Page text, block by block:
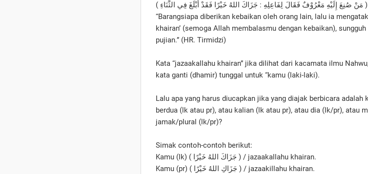
( مَنْ صُنِعَ إِلَيْهِ مَعْرُوْفٌ فَقَالَ لِفَاعِلِهِ : جَزَاكَ اللهُ خَيْرًا فَقَدْ أَبْلَغَ فِي الثَّنَاءِ )
“Barangsiapa diberikan kebaikan oleh orang lain, lalu ia
khairan’ (semoga Allah membalasmu dengan kebaikan),
pujian.” (HR. Tirmidzi)
Kata “jazaakallahu khairan” jika dilihat dari kacamata ilmu
kata ganti (dhamir) tunggal untuk “kamu (laki-laki).
Lalu apa yang harus diucapkan jika yang diajak berbicara adalah
berdua (lk atau pr), atau kalian (lk atau pr), atau dia (lk/pr), atau
jamak/plural (lk/pr)?
Simak contoh-contoh berikut:
Kamu (lk) ( جَزَاكَ اللهُ خَيْرًا ) / jazaakallahu khairan.
Kamu (pr) ( جَزَاكِ اللهُ خَيْرًا ) / jazaakillahu khairan.